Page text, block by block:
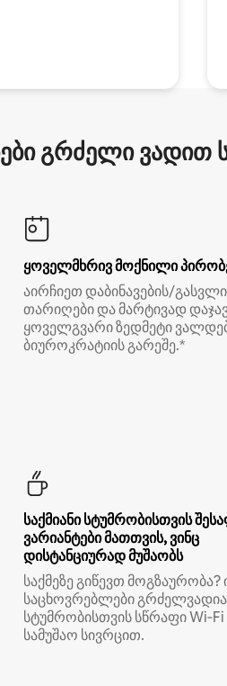
გრძელი ვადით
ყოველმხრივ მოქნილი
აირჩიეთ დაბინავების/
თარიღები და მარტივად
ყოველგვარი ზედმეტი
ბიუროკრატიის გარეშე.*
საქმიანი სტუმრობისთვის
ვარიანტები მათთვის, ვინც
დისტანციურად მუშაობს
საქმეზე გიწევთ
საცხოვრებლები
სტუმრობისთვის სწრაფი
სამუშაო სივრცით.